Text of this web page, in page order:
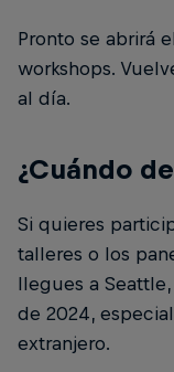
Pronto se abrirá
workshops.
al día.
¿Cuándo
Si quieres
talleres o los
llegues a
de 2024,
extranjero.